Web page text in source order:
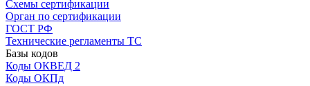
Схемы сертификации
Орган по сертификации
ГОСТ РФ
Технические регламенты ТС
Базы кодов
Коды ОКВЕД 2
Коды ОКПд